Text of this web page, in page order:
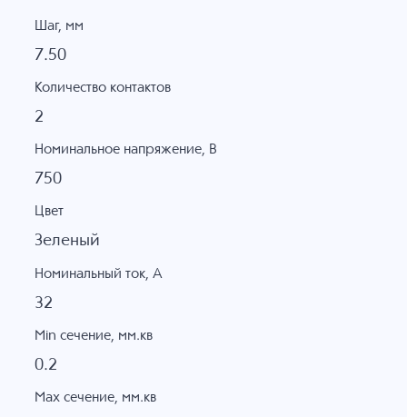
Шаг, мм
7.50
Количество контактов
2
Номинальное напряжение, B
750
Цвет
Зеленый
Номинальный ток, А
32
Min сечение, мм.кв
0.2
Max сечение, мм.кв